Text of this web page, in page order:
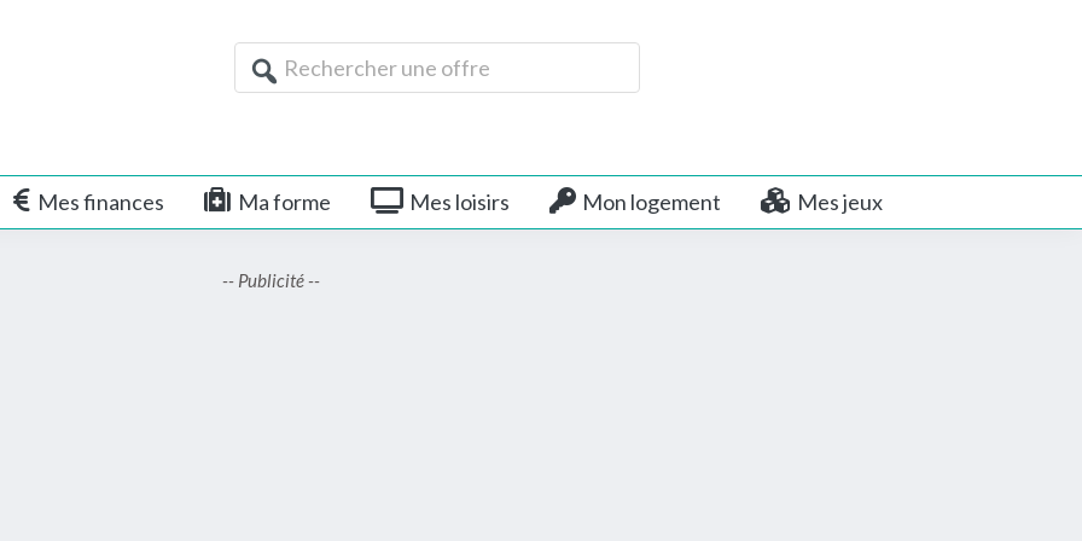
Rechercher
une
Mes finances Ma forme Mes loisirs Mon logement Mes jeux
-- Publicité --